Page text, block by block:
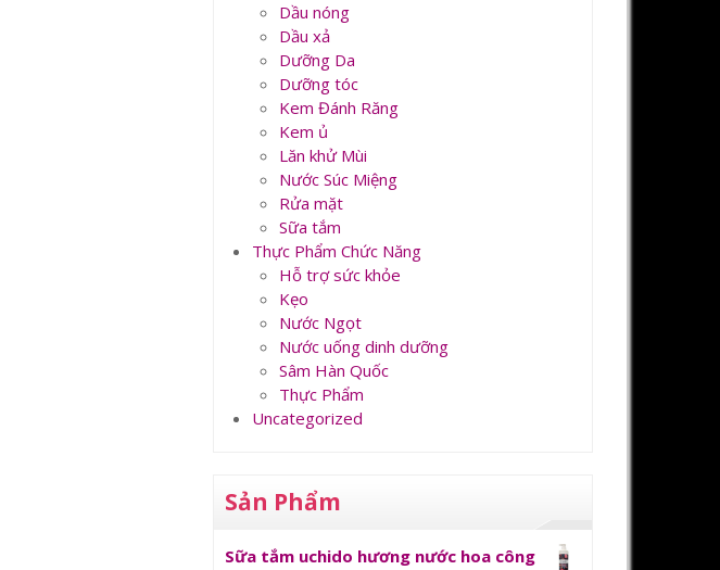
Dầu nóng
Dầu xả
Dưỡng Da
Dưỡng tóc
Kem Đánh Răng
Kem ủ
Lăn khử Mùi
Nước Súc Miệng
Rửa mặt
Sữa tắm
Thực Phẩm Chức Năng
Hỗ trợ sức khỏe
Kẹo
Nước Ngọt
Nước uống dinh dưỡng
Sâm Hàn Quốc
Thực Phẩm
Uncategorized
Sản Phẩm
Sữa tắm uchido hương nước hoa công